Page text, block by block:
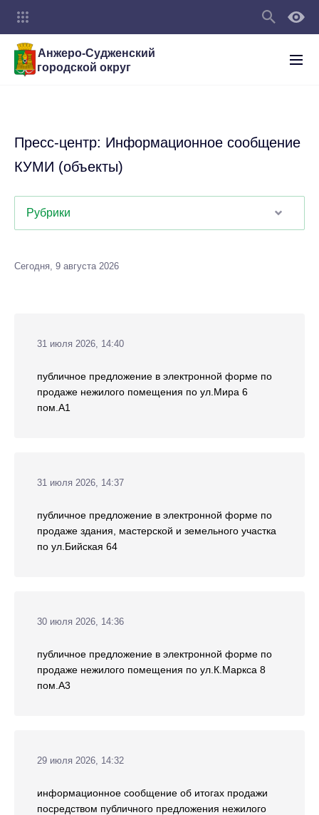
Анжеро-Судженский
городской округ
Пресс-центр: Информационное сообщение
КУМИ (объекты)
Рубрики
Сегодня, 9 августа 2026
31 июля 2026, 14:40
публичное предложение в электронной форме по
продаже нежилого помещения по ул.Мира 6
пом.А1
31 июля 2026, 14:37
публичное предложение в электронной форме по
продаже здания, мастерской и земельного участка
по ул.Бийская 64
30 июля 2026, 14:36
публичное предложение в электронной форме по
продаже нежилого помещения по ул.К.Маркса 8
пом.А3
29 июля 2026, 14:32
информационное сообщение об итогах продажи
посредством публичного предложения нежилого